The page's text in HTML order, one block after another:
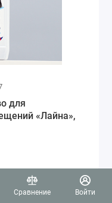
Сравнение
Войти
для
«Лайна»,